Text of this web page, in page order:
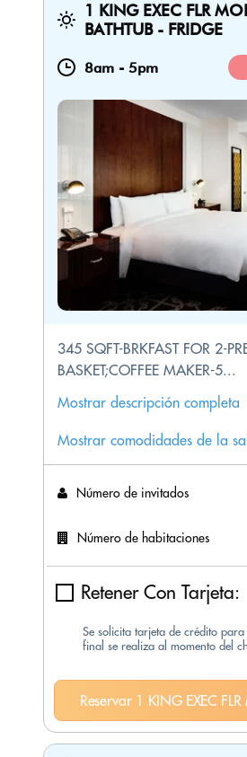
1 KING EXEC FLR
BATHTUB - FRIDGE
8am - 5pm
345 SQFT-BRKFAST FOR 2-
BASKET;COFFEE MAKER-5...
Mostrar descripción completa
Mostrar comodidades de la
Número de invitados
Número de habitaciones
Retener Con Tarjeta:
Se solicita tarjeta de crédito
final se realiza al momento del
Reservar 1 KING EXEC FLR